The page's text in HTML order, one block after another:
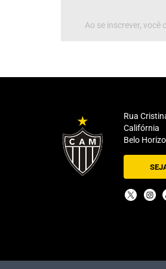
Ao se inscrever,
Rua
Califórnia
Belo